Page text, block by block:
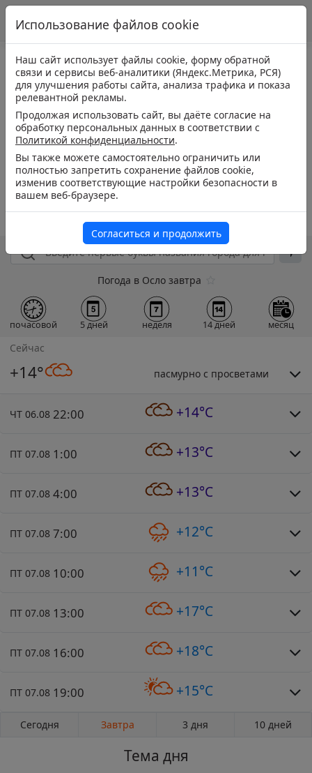
Погода в Осло завтра
почасовой 5 дней неделя 14 дней месяц
Сейчас
+14° пасмурно с просветами
ЧТ 06.08 22:00 +14°C
ПТ 07.08 1:00 +13°C
ПТ 07.08 4:00 +13°C
ПТ 07.08 7:00 +12°C
ПТ 07.08 10:00 +11°C
ПТ 07.08 13:00 +17°C
ПТ 07.08 16:00 +18°C
ПТ 07.08 19:00 +15°C
Сегодня Завтра 3 дня 10 дней
Тема дня
Использование файлов cookie
Наш сайт использует файлы cookie, форму обратной
связи и сервисы веб-аналитики (Яндекс.Метрика, РСЯ)
для улучшения работы сайта, анализа трафика и показа
релевантной рекламы.
Продолжая использовать сайт, вы даёте согласие на
обработку персональных данных в соответствии с
Политикой конфиденциальности.
Вы также можете самостоятельно ограничить или
полностью запретить сохранение файлов cookie,
изменив соответствующие настройки безопасности в
вашем веб-браузере.
Согласиться и продолжить